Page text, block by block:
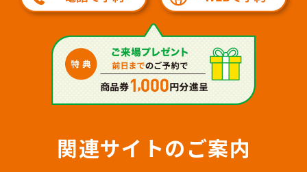
関連サイトのご案内